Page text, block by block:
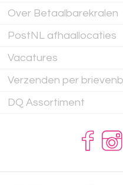
Over Betaalbarekralen
PostNL afhaallocaties
Vacatures
Verzenden per
DQ Assortiment